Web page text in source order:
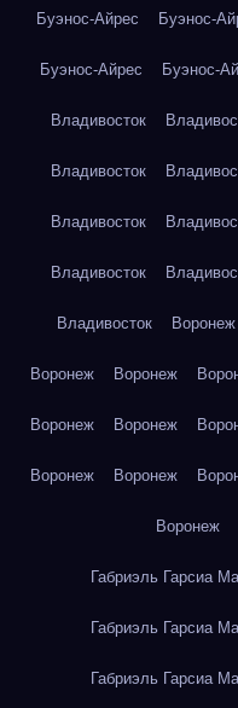
Буэнос-Айрес Буэнос-
Буэнос-Айрес Буэнос-
Владивосток
Владивосток
Владивосток
Владивосток
Владивосток Воронеж
Воронеж Воронеж
Воронеж Воронеж
Воронеж Воронеж
Воронеж
Габриэль Гарсиа
Габриэль Гарсиа
Габриэль Гарсиа